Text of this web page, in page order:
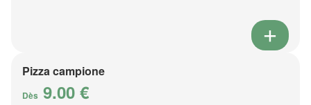
Pizza campione
Dès 9.00 €